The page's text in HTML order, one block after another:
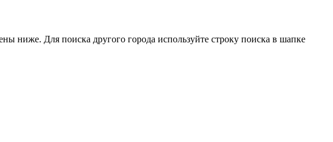
ниже. Для поиска другого города используйте строку поиска в шапке